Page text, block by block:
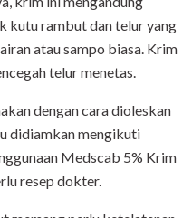
kutu rambut dan telur yang
atau sampo biasa. Krim
telur menetas.
dengan cara dioleskan
didiamkan mengikuti
Medscab 5% Krim
resep dokter.